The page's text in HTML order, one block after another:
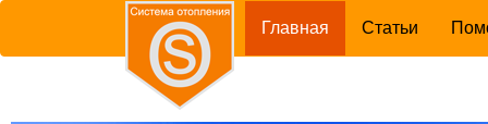
Главная (current)
Статьи